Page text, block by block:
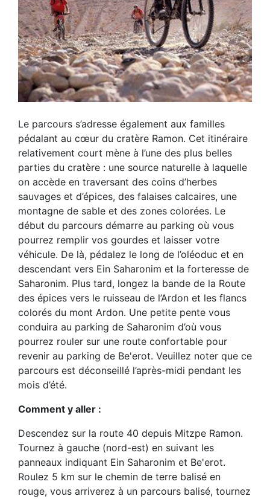
Le parcours s’adresse également aux familles
pédalant au cœur du cratère Ramon. Cet itinéraire
relativement court mène à l’une des plus belles
parties du cratère : une source naturelle à laquelle
on accède en traversant des coins d’herbes
sauvages et d’épices, des falaises calcaires, une
montagne de sable et des zones colorées. Le
début du parcours démarre au parking où vous
pourrez remplir vos gourdes et laisser votre
véhicule. De là, pédalez le long de l’oléoduc et en
descendant vers Ein Saharonim et la forteresse de
Saharonim. Plus tard, longez la bande de la Route
des épices vers le ruisseau de l’Ardon et les flancs
colorés du mont Ardon. Une petite pente vous
conduira au parking de Saharonim d’où vous
pourrez rouler sur une route confortable pour
revenir au parking de Be'erot. Veuillez noter que ce
parcours est déconseillé l’après-midi pendant les
mois d’été.
Comment y aller :
Descendez sur la route 40 depuis Mitzpe Ramon.
Tournez à gauche (nord-est) en suivant les
panneaux indiquant Ein Saharonim et Be'erot.
Roulez 5 km sur le chemin de terre balisé en
rouge, vous arriverez à un parcours balisé, tournez